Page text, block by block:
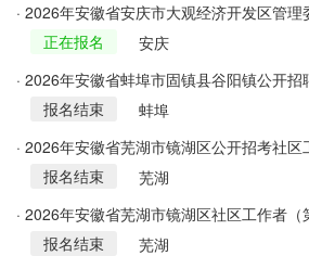
· 2026年安徽省安庆市大观经济开发区管理
区工作人员12人公告
正在报名
安庆
· 2026年安徽省蚌埠市固镇县谷阳镇公开招
才11人公告
报名结束
蚌埠
· 2026年安徽省芜湖市镜湖区公开招考社
告汇总报名结束
芜湖
· 2026年安徽省芜湖市镜湖区社区工作者（
招考17人公告
报名结束
芜湖